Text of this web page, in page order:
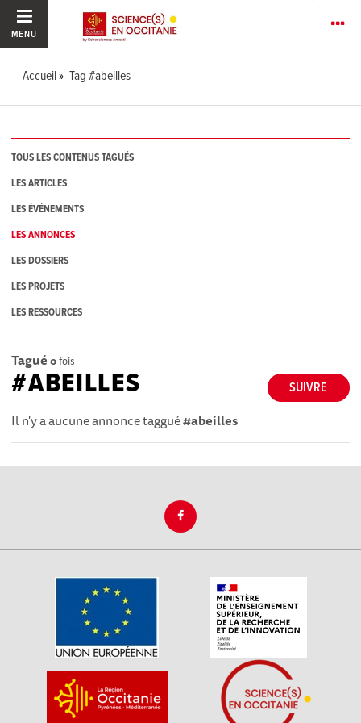
MENU
Accueil Tag #abeilles
TOUS LES CONTENUS TAGUÉS
LES ARTICLES
LES ÉVÉNEMENTS
LES ANNONCES
LES DOSSIERS
LES PROJETS
LES RESSOURCES
Tagué 0fois
SUIVRE
#ABEILLES
Il n'y a aucune annonce taggué#abeilles